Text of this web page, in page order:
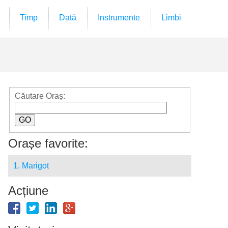
Timp Dată Instrumente Limbi
Căutare Oraș:
Orașe favorite:
1. Marigot
Acțiune